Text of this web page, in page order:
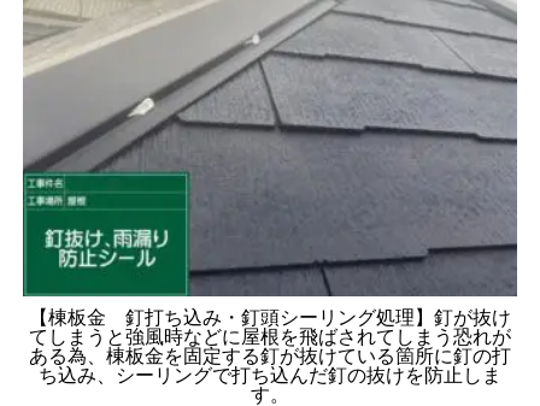
【棟板金 釘打ち込み・釘頭シーリング処理】釘が抜け
てしまうと強風時などに屋根を飛ばされてしまう恐れが
ある為、棟板金を固定する釘が抜けている箇所に釘の打
ち込み、シーリングで打ち込んだ釘の抜けを防止しま
す。